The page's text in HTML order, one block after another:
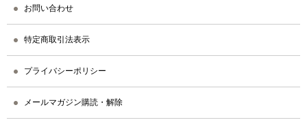
お問い合わせ
特定商取引法表示
プライバシーポリシー
メールマガジン購読・解除